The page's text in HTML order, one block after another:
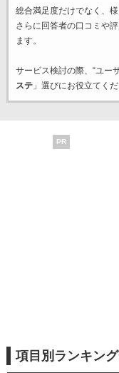
総合満足度だけでなく、
さらに回答者の口コミや
ます。
サービス検討の際、“ユー
ステ」選びにお役立てくだ
PR
項目別ランキン